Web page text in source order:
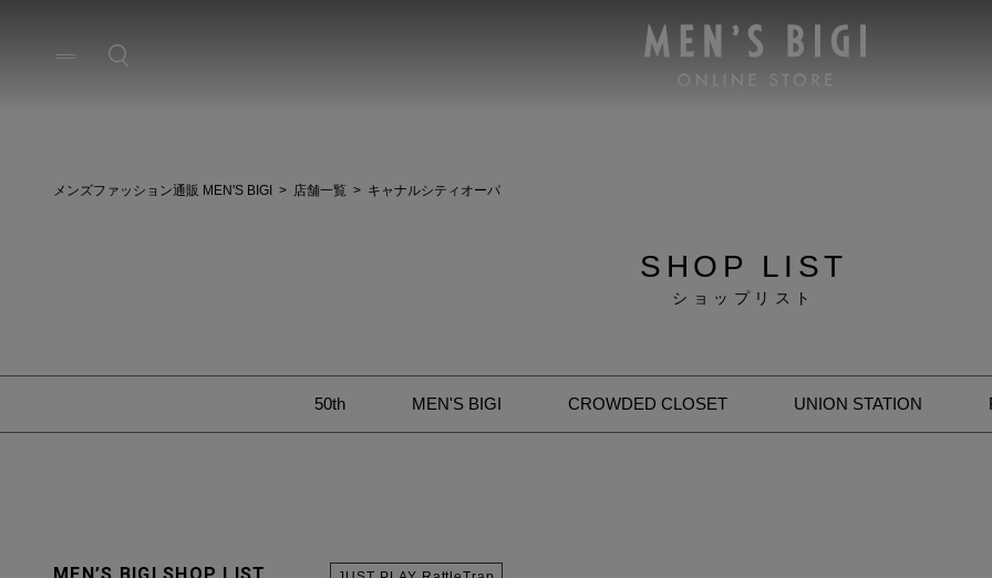
メンズファッション通販 MEN'S BIGI 店舗一覧 キャナルシティオーパ
SHOP LIST
ショップリスト
50th MEN'S BIGI CROWDED CLOSET UNION STATION